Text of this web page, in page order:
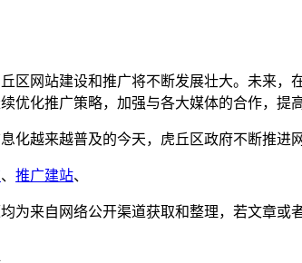
区网站建设和推广将不断发展壮大。未来
优化推广策略，加强与各大媒体的合作，提
化越来越普及的今天，虎丘区政府不断推
、 推广建站、
为来自网络公开渠道获取和整理，若文章或